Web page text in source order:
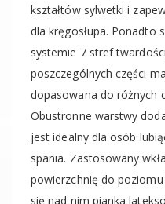
kształtów sylwetki i
dla kręgosłupa. Ponadto
systemie 7 stref
poszczególnych części
dopasowana do różnych
Obustronne warstwy
jest idealny dla osób
spania. Zastosowany
powierzchnię do
się nad nim pianka